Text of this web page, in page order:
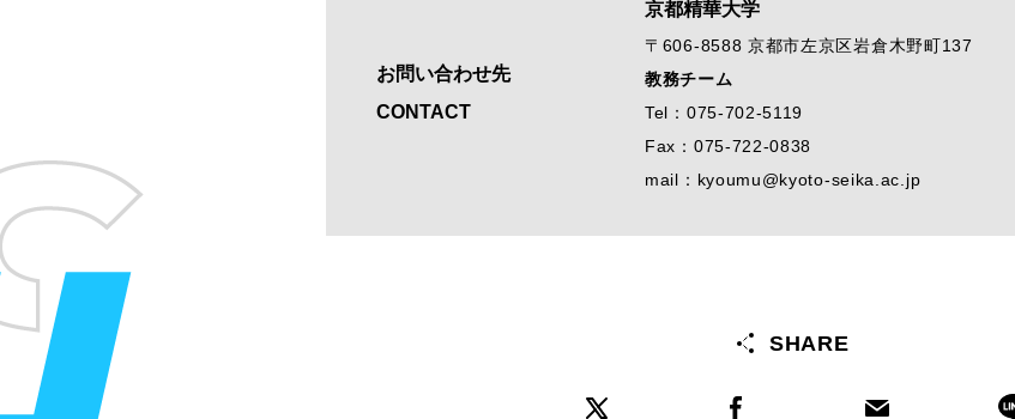
お問い合わせ先
CONTACT
京都精華大学
〒606-8588 京都市左京区岩倉木野町137
教務チーム
Tel：075-702-5119
Fax：075-722-0838
mail：kyoumu@kyoto-seika.ac.jp
SHARE